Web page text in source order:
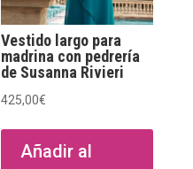
Vestido largo para
madrina con pedrería
de Susanna Rivieri
425,00€
Añadir al